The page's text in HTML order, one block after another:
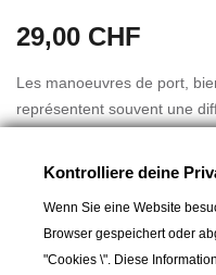
29,00 CHF
Les manoeuvres de port,
représentent souvent une
accompagner cet
matelotage, les
Auteur: Olivier Marcel
Kontrolliere deine
Wenn Sie eine Website
Browser gespeichert oder
"Cookies \". Diese